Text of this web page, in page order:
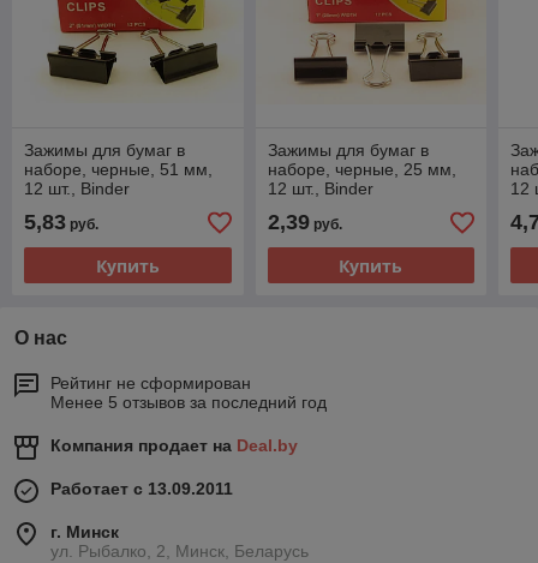
Зажимы для бумаг в
наборе, черные, 51 мм,
12 шт., Binder
лицами и ИП)
5,83 руб.
Купить
Зажимы для бумаг в
наборе, черные, 25 мм,
12 шт., Binder
лицами и ИП)
2,39руб.
Купить
12
О нас
Рейтинг не сформирован
Менее 5 отзывов за последний год
Компания продает на Deal.by
Работает с 13.09.2011
г. Минск
ул. Рыбалко, 2, Минск, Беларусь